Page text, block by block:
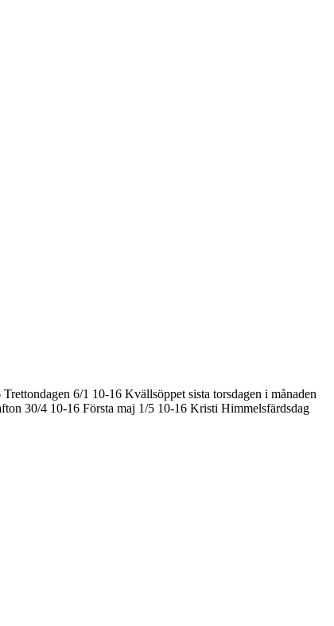
Trettondagen 6/1 10-16 Kvällsöppet sista torsdagen i månaden
30/4 10-16 Första maj 1/5 10-16 Kristi Himmelsfärdsdag